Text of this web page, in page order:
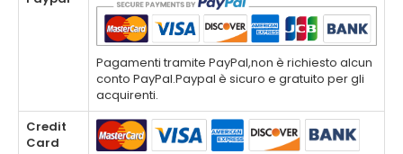
Pagamenti tramite PayPal,non è richiesto alcun
conto PayPal.Paypal è sicuro e gratuito per gli
acquirenti.
Credit
Card